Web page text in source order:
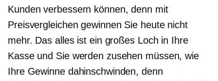
Kunden verbessern können, denn mit
Preisvergleichen gewinnen Sie heute nicht
mehr. Das alles ist ein großes Loch in Ihre
Kasse und Sie werden zusehen müssen, wie
Ihre Gewinne dahinschwinden, denn